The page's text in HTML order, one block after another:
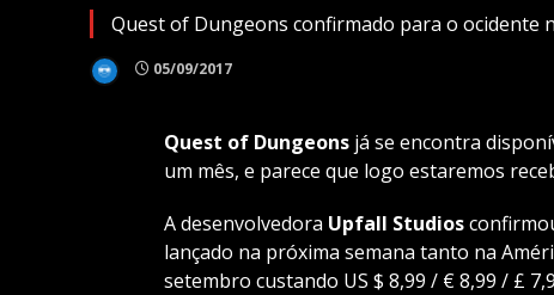
Quest of Dungeons confirmado para o ocidente
05/09/2017
Quest of Dungeonsjá se encontra
um mês, e parece que logo estaremos
A desenvolvedora Upfall Studios
lançado na próxima semana tanto na
setembro custando US $ 8,99 / € 8,99 / £